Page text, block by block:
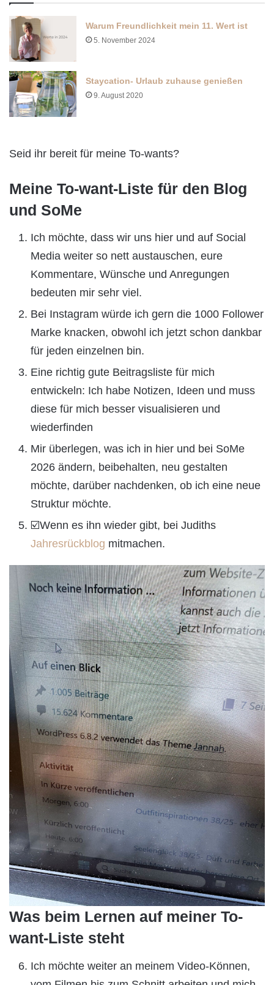
Warum Freundlichkeit mein 11. Wert ist
5. November 2024
Staycation- Urlaub zuhause genießen
9. August 2020
Seid ihr bereit für meine To-wants?
Meine To-want-Liste für den Blog
und SoMe
Ich möchte, dass wir uns hier und auf Social
Media weiter so nett austauschen, eure
Kommentare, Wünsche und Anregungen
bedeuten mir sehr viel.
Bei Instagram würde ich gern die 1000 Follower
Marke knacken, obwohl ich jetzt schon dankbar
für jeden einzelnen bin.
Eine richtig gute Beitragsliste für mich
entwickeln: Ich habe Notizen, Ideen und muss
diese für mich besser visualisieren und
wiederfinden
Mir überlegen, was ich in hier und bei SoMe
2026 ändern, beibehalten, neu gestalten
möchte, darüber nachdenken, ob ich eine neue
Struktur möchte.
☑️Wenn es ihn wieder gibt, bei Judiths
Jahresrückblog mitmachen.
Was beim Lernen auf meiner To-
want-Liste steht
Ich möchte weiter an meinem Video-Können,